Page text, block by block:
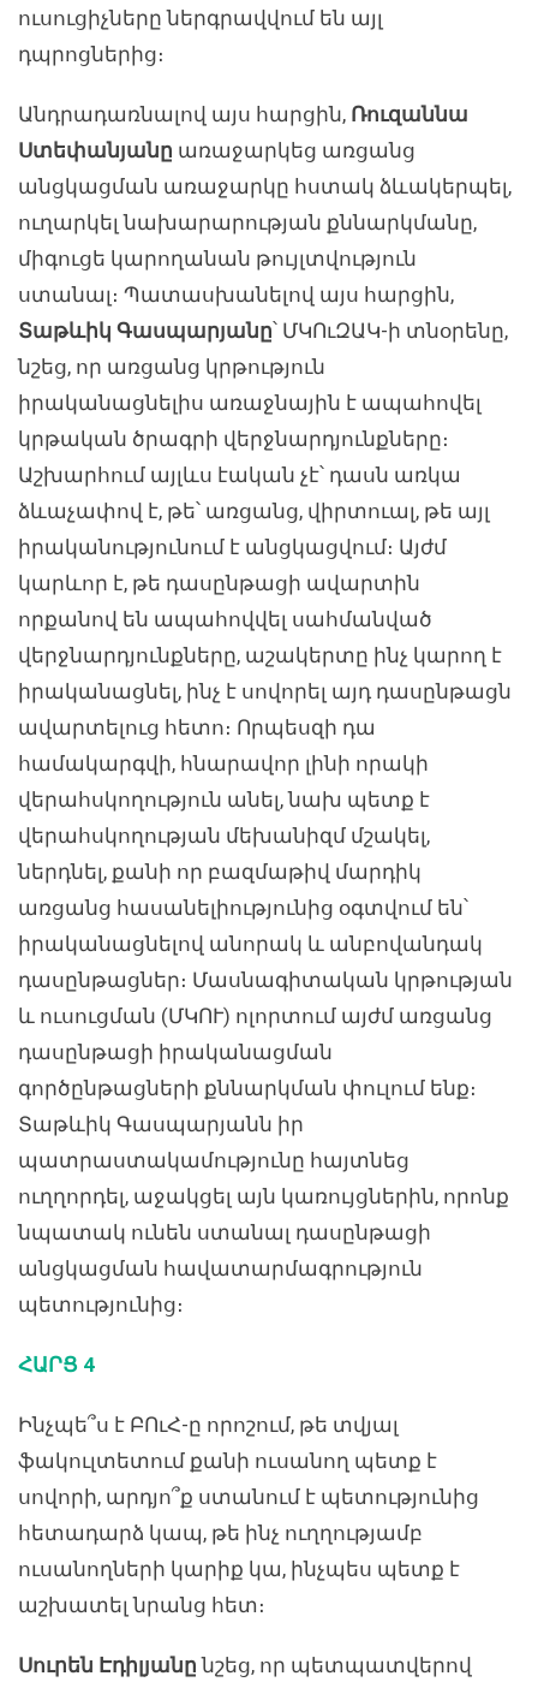
ուսուցիչները ներգրավվում են այլ
դպրոցներից։
Անդրադառնալով այս հարցին, Ռուզաննա
Ստեփանյանը առաջարկեց առցանց
անցկացման առաջարկը հստակ ձևակերպել,
ուղարկել նախարարության քննարկմանը,
միգուցե կարողանան թույլտվություն
ստանալ։ Պատասխանելով այս հարցին,
Տաթևիկ Գասպարյանը՝ ՄԿՈւԶԱԿ-ի տնօրենը,
նշեց, որ առցանց կրթություն
իրականացնելիս առաջնային է ապահովել
կրթական ծրագրի վերջնարդյունքները։
Աշխարհում այլևս էական չէ՝ դասն առկա
ձևաչափով է, թե՝ առցանց, վիրտուալ, թե այլ
իրականությունում է անցկացվում։ Այժմ
կարևոր է, թե դասընթացի ավարտին
որքանով են ապահովվել սահմանված
վերջնարդյունքները, աշակերտը ինչ կարող է
իրականացնել, ինչ է սովորել այդ դասընթացն
ավարտելուց հետո։ Որպեսզի դա
համակարգվի, հնարավոր լինի որակի
վերահսկողություն անել, նախ պետք է
վերահսկողության մեխանիզմ մշակել,
ներդնել, քանի որ բազմաթիվ մարդիկ
առցանց հասանելիությունից օգտվում են՝
իրականացնելով անորակ և անբովանդակ
դասընթացներ։ Մասնագիտական կրթության
և ուսուցման (ՄԿՈՒ) ոլորտում այժմ առցանց
դասընթացի իրականացման
գործընթացների քննարկման փուլում ենք։
Տաթևիկ Գասպարյանն իր
պատրաստակամությունը հայտնեց
ուղղորդել, աջակցել այն կառույցներին, որոնք
նպատակ ունեն ստանալ դասընթացի
անցկացման հավատարմագրություն
պետությունից։
ՀԱՐՑ 4
Ինչպե՞ս է ԲՈւՀ-ը որոշում, թե տվյալ
ֆակուլտետում քանի ուսանող պետք է
սովորի, արդյո՞ք ստանում է պետությունից
հետադարձ կապ, թե ինչ ուղղությամբ
ուսանողների կարիք կա, ինչպես պետք է
աշխատել նրանց հետ։
Սուրեն Էդիլյանը նշեց, որ պետպատվերով